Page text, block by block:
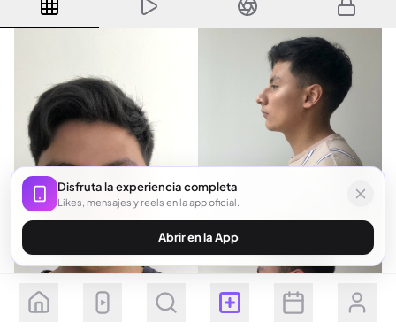
Seguir Suscribirse
Disfruta la experiencia completa
Likes, mensajes y reels en la app oficial.
Abrir en la App